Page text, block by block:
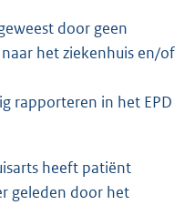
door geen
het ziekenhuis en/of
rapporteren in het EPD
heeft patiënt
geleden door het